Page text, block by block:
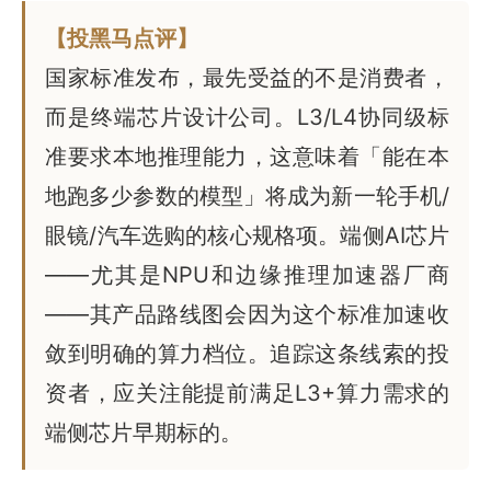
【投黑马点评】
国家标准发布，最先受益的不是消费者，
而是终端芯片设计公司。L3/L4协同级标
准要求本地推理能力，这意味着「能在本
地跑多少参数的模型」将成为新一轮手机/
眼镜/汽车选购的核心规格项。端侧AI芯片
——尤其是NPU和边缘推理加速器厂商
——其产品路线图会因为这个标准加速收
敛到明确的算力档位。追踪这条线索的投
资者，应关注能提前满足L3+算力需求的
端侧芯片早期标的。